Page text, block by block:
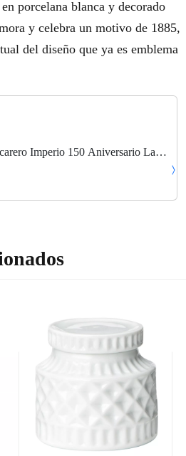
porcelana blanca y decorado
y celebra un motivo de 1885,
del diseño que ya es emblema
Imperio 150 Aniversario La